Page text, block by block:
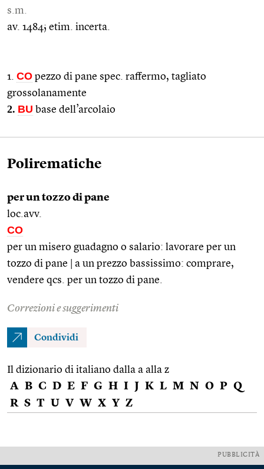
s.m.
av. 1484; etim. incerta.
1. CO pezzo di pane spec. raffermo, tagliato
grossolanamente
2. BU base dell’arcolaio
Polirematiche
per un tozzo di pane
loc.avv.
CO
per un misero guadagno o salario: lavorare per un
tozzo di pane | a un prezzo bassissimo: comprare,
vendere qcs. per un tozzo di pane.
Correzioni e suggerimenti
Condividi
Il dizionario di italiano dalla a alla z
A B C D E F G H I J K L M N O P Q
R S T U V W X Y Z
PUBBLICITÀ